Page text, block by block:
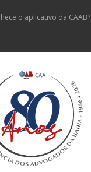
o aplicativo da CAAB?